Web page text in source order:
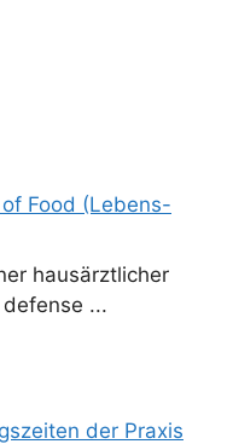
Food (Lebens-
hausärztlicher
...
der Praxis